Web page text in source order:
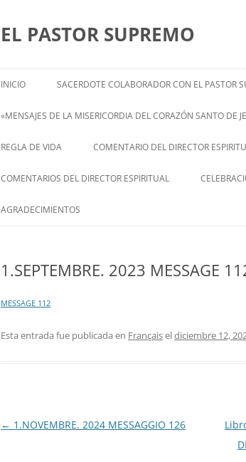
EL PASTOR SUPREMO
INICIO SACERDOTE COLABORADOR CON EL PASTOR
«MENSAJES DE LA MISERICORDIA DEL CORAZÓN SANTO DE
ENGLISH
FRANÇAIS
ITALIANI
REGLA DE VIDA COMENTARIO DEL DIRECTOR
COMENTARIOS DEL DIRECTOR ESPIRITUAL
STATEMENT FROM THE SPIRITUAL
AGRADECIMIENTOS
1.SEPTEMBRE. 2023 MESSAGE
MESSAGE 112
Esta entrada fue publicada en Françaiseldiciembre 12,
Navegación
← 1.NOVEMBRE. 2024 MESSAGGIO 126